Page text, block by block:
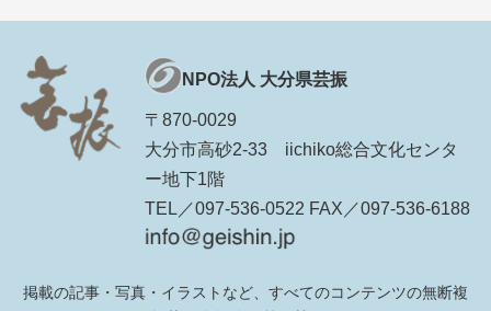
NPO法人 大分県芸振
〒870-0029
大分市高砂2-33 iichiko総合文化センタ
ー地下1階
TEL／097-536-0522 FAX／097-536-6188
掲載の記事・写真・イラストなど、すべてのコンテンツの無断複